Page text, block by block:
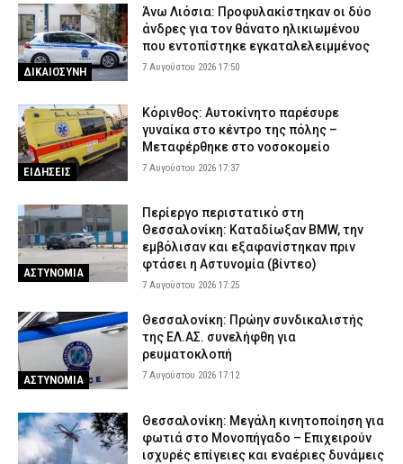
ΑΣΤΥΝΟΜΙΑ 7 Αυγούστου 2026 11:54
ΔΙΚΑΙΟΣΥΝΗ
Άνω Λιόσια: Προφυλακίστηκαν οι δύο
άνδρες για τον θάνατο ηλικιωμένου
που εντοπίστηκε εγκαταλελειμμένος
7 Αυγούστου 2026 17:50
ΕΙΔΗΣΕΙΣ
Κόρινθος: Αυτοκίνητο παρέσυρε
γυναίκα στο κέντρο της πόλης –
Μεταφέρθηκε στο νοσοκομείο
7 Αυγούστου 2026 17:37
ΑΣΤΥΝΟΜΙΑ
Περίεργο περιστατικό στη
Θεσσαλονίκη: Καταδίωξαν BMW, την
εμβόλισαν και εξαφανίστηκαν πριν
φτάσει η Αστυνομία (βίντεο)
7 Αυγούστου 2026 17:25
ΑΣΤΥΝΟΜΙΑ
Θεσσαλονίκη: Πρώην συνδικαλιστής
της ΕΛ.ΑΣ. συνελήφθη για
ρευματοκλοπή
7 Αυγούστου 2026 17:12
Θεσσαλονίκη: Μεγάλη κινητοποίηση για
φωτιά στο Μονοπήγαδο – Επιχειρούν
ισχυρές επίγειες και εναέριες δυνάμεις